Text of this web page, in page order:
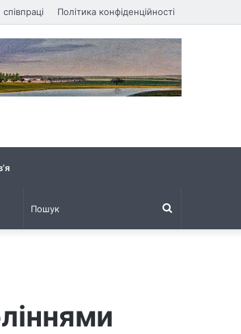
Політика конфіденційності